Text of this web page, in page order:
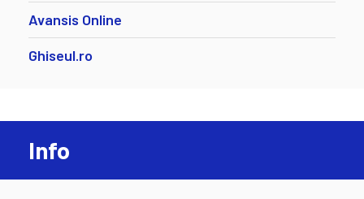
Avansis Online
Ghiseul.ro
Info